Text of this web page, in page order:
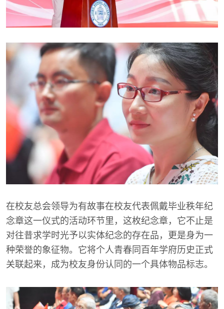
在校友总会领导为有故事在校友代表佩戴毕业秩年纪
念章这一仪式的活动环节里，这枚纪念章，它不止是
对往昔求学时光予以实体纪念的存在品，更是身为一
种荣誉的象征物。它将个人青春同百年学府历史正式
关联起来，成为校友身份认同的一个具体物品标志。